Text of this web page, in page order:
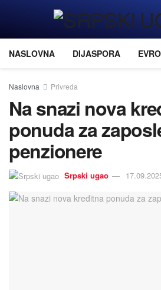
NASLOVNA DIJASPORA
Naslovna Privreda
Na snazi nova
ponuda za
penzionere
Srpski ugao